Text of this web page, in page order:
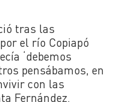
tras las
el río Copiapó
‘debemos
pensábamos, en
con las
Fernández.